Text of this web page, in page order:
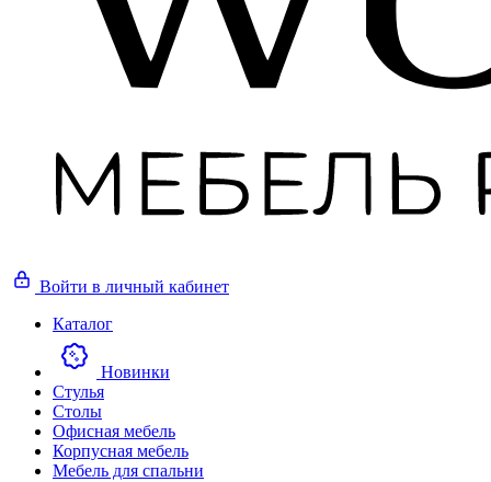
Войти в личный кабинет
Каталог
Новинки
Стулья
Столы
Офисная мебель
Корпусная мебель
Мебель для спальни